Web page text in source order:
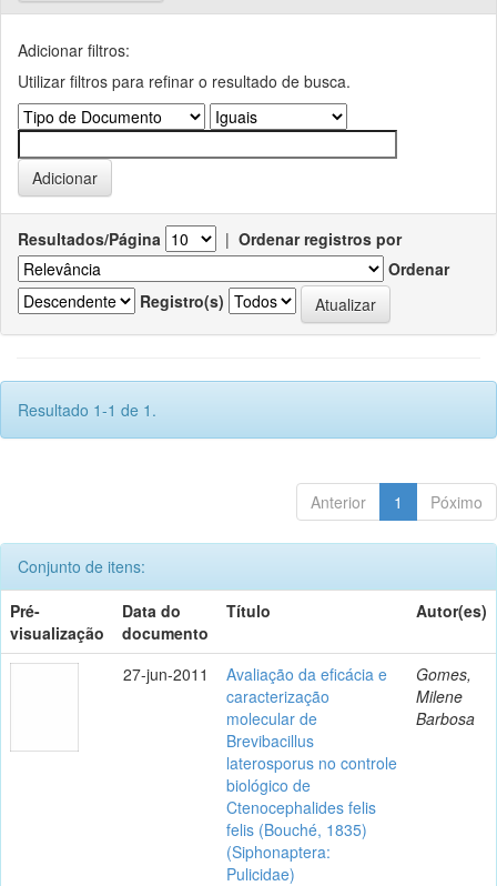
Adicionar filtros:
Utilizar filtros para refinar o resultado de busca.
Resultados/Página | Ordenar registros por
Ordenar
Registro(s)
Resultado 1-1 de 1.
Anterior 1 Póximo
Conjunto de itens:
Pré-
visualização
Data do
documento
Título Autor(es)
27-jun-2011
Avaliação da eficácia e
caracterização
molecular de
Brevibacillus
laterosporus no controle
biológico de
Ctenocephalides felis
felis (Bouché, 1835)
(Siphonaptera:
Pulicidae)
Gomes,
Milene
Barbosa